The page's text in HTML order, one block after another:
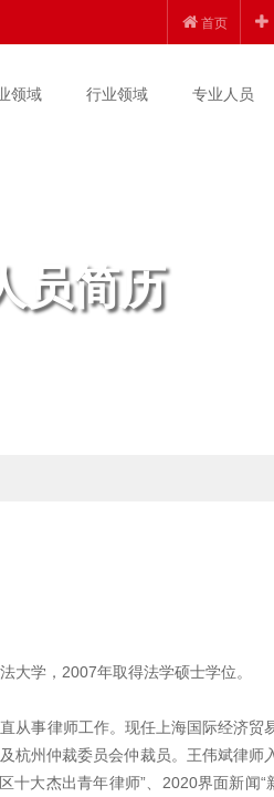
首页
领域 行业领域 专业人员
员简历
大学，2007年取得法学硕士学位。
从事律师工作。现任上海国际经济
杭州仲裁委员会仲裁员。王伟斌律师
十大杰出青年律师”、2020界面新闻